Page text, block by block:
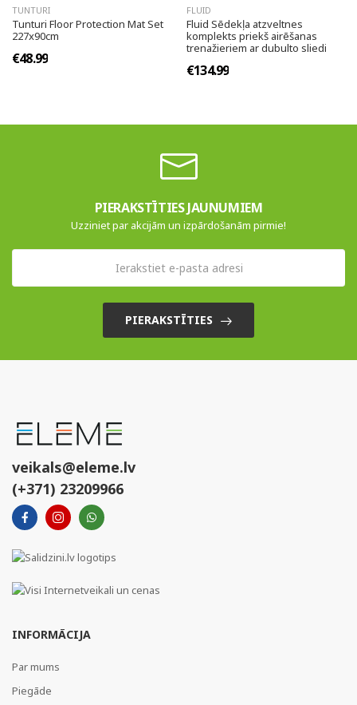
TUNTURI
Tunturi Floor Protection Mat Set
227x90cm
€48.99
FLUID
Fluid Sēdekļa atzveltnes
komplekts priekš airēšanas
trenažieriem ar dubulto sliedi
€134.99
PIERAKSTĪTIES JAUNUMIEM
Uzziniet par akcijām un izpārdošanām pirmie!
PIERAKSTĪTIES
veikals@eleme.lv
(+371) 23209966
INFORMĀCIJA
Par mums
Piegāde